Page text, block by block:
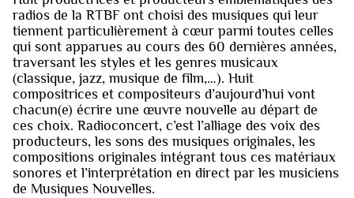
radios de la RTBF ont choisi des musiques qui leur
tiennent particulièrement à cœur parmi toutes celles
qui sont apparues au cours des 60 dernières années,
traversant les styles et les genres musicaux
(classique, jazz, musique de film,…). Huit
compositrices et compositeurs d’aujourd’hui vont
chacun(e) écrire une œuvre nouvelle au départ de
ces choix. Radioconcert, c’est l’alliage des voix des
producteurs, les sons des musiques originales, les
compositions originales intégrant tous ces matériaux
sonores et l’interprétation en direct par les musiciens
de Musiques Nouvelles.